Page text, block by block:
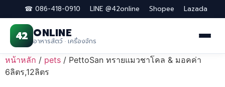
☎ 086-418-0910 LINE @42online Shopee Lazada
42 ONLINE
อาหารสัตว์ · เครื่องจักร
Skip
to
หน้าหลัก / pets / PettoSan ทรายแมวชาโคล & มอคค่า
6ลิตร,12ลิตร